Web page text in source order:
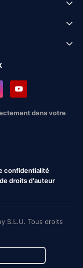
dans votre
confidentialité
droits d'auteur
S.L.U. Tous droits